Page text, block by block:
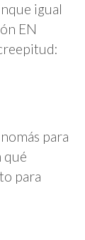
igual
EN
para
qué
para